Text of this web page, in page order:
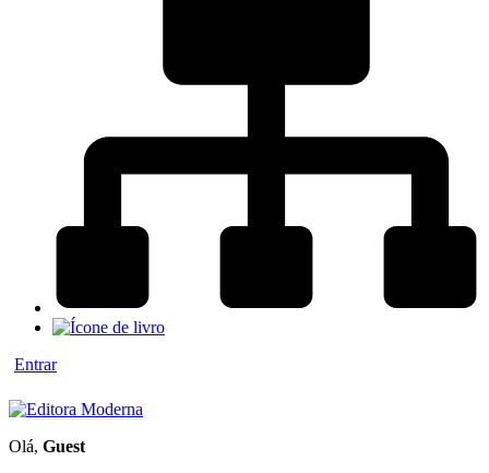
Entrar
Olá, Guest